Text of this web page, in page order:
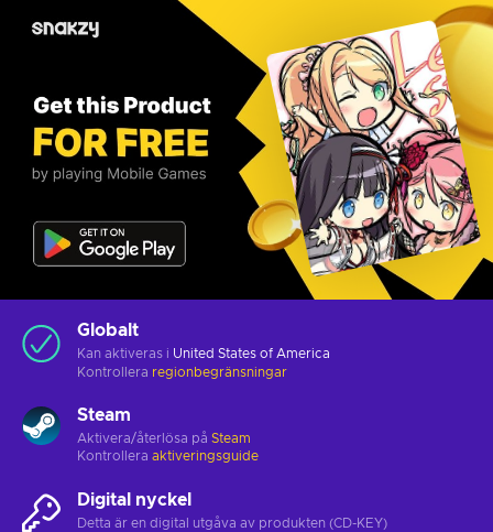
Globalt
Kan aktiveras i United States of America
Kontrollera regionbegränsningar
Steam
Aktivera/återlösa på Steam
Kontrollera aktiveringsguide
Digital nyckel
Detta är en digital utgåva av produkten (CD-KEY)